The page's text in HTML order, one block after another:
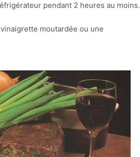
pendant 2 heures au moins.
moutardée ou une